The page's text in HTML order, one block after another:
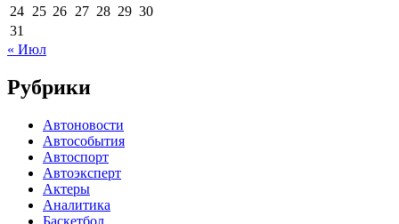
24 25 26 27 28 29 30
31
« Июл
Рубрики
Автоновости
Автособытия
Автоспорт
Автоэксперт
Актеры
Аналитика
Баскетбол